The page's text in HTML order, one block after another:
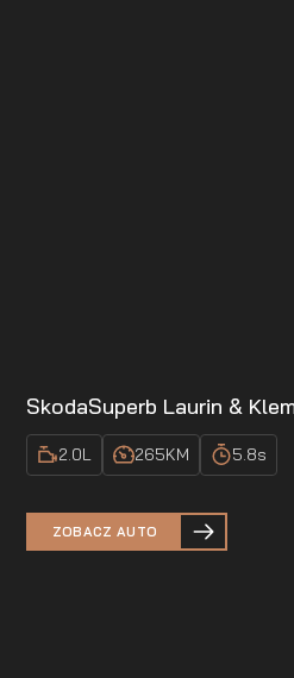
SkodaSuperb Laurin &
2.0L 265KM 5.8s
ZOBACZ AUTO